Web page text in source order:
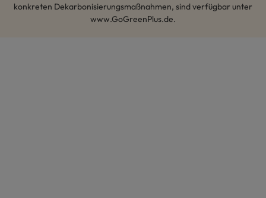
konkreten Dekarbonisierungsmaßnahmen, sind verfügbar unter
www.GoGreenPlus.de.